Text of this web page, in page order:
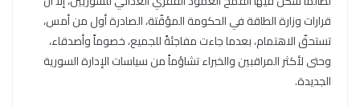
قرارات وزارة الطاقة في الحكومة المؤقّتة، الصادرة أول من أمس،
تستحقّ الاهتمام، بعدما جاءت مفاجئةً للجميع، خصوماً وأصدقاء،
وحتى لأكثر المراقبين والخبراء تشاؤماً من سياسات الإدارة السورية
الجديدة.